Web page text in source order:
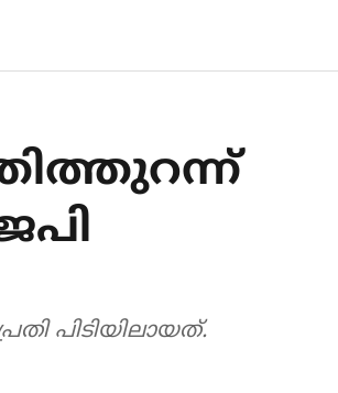
പിടിയിലായത്.